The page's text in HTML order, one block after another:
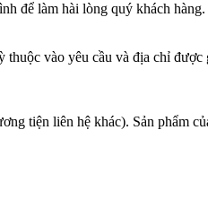
để làm hài lòng quý khách hàng.
thuộc vào yêu cầu và địa chỉ được
tiện liên hệ khác). Sản phẩm